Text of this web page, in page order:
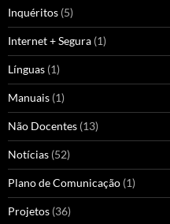
Inquéritos (5)
Internet + Segura (1)
Línguas (1)
Manuais (1)
Não Docentes (13)
Notícias (52)
Plano de Comunicação (1)
Projetos (36)